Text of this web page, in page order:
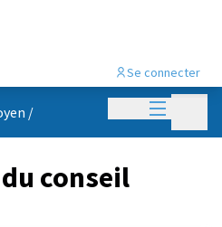
Menu
Se connecter
/
conseil